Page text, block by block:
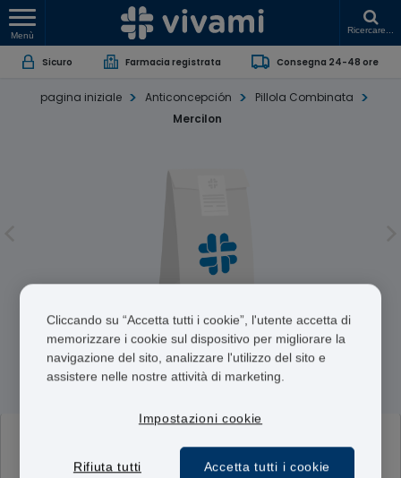
Menù
Ricercare...
Sicuro Farmacia registrata Consegna 24-48 ore
pagina iniziale Anticoncepción
Pillola Combinata
Mercilon
Mercilon
Ethinylestradiol/Desogestrel
Mercilon
20mcg/150mcg
Cliccando su “Accetta tutti i cookie”, l'utente accetta di
memorizzare i cookie sul dispositivo per migliorare la
navigazione del sito, analizzare l'utilizzo del sito e
assistere nelle nostre attività di marketing.
Impostazioni cookie
Rifiuta tutti Accetta tutti i cookie